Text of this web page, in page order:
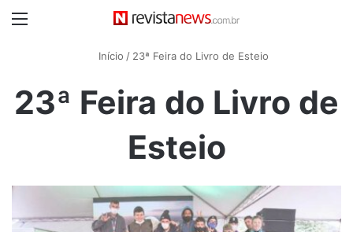
Início / 23ª Feira do Livro de Esteio
23ª Feira do Livro de
Esteio